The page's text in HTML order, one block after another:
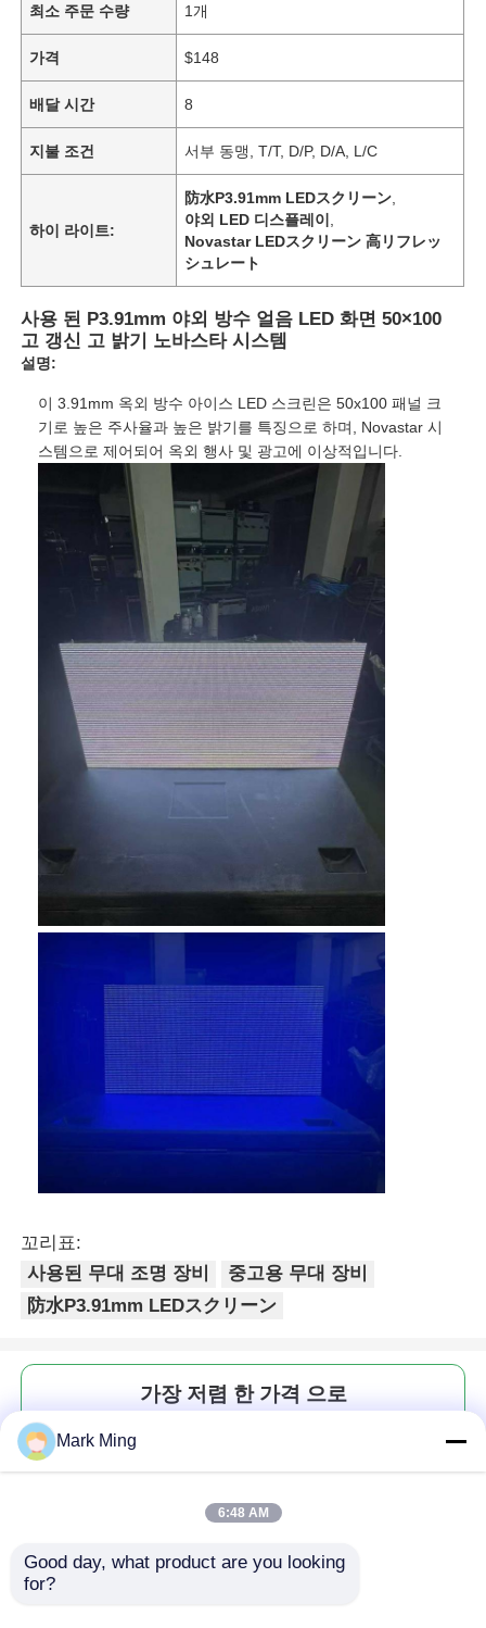
제품
최소 주문 수량 1개
가격 $148
배달 시간 8
지불 조건 서부 동맹, T/T, D/P, D/A, L/C
하이 라이트:
防水P3.91mm LEDスクリーン
야외 LED 디스플레이
Novastar LEDスクリーン 高リフレッ
シュレート
사용 된 P3.91mm 야외 방수 얼음 LED 화면 50×100
고 갱신 고 밝기 노바스타 시스템
설명:
이 3.91mm 옥외 방수 아이스 LED 스크린은 50x100 패널 크
기로 높은 주사율과 높은 밝기를 특징으로 하며, Novastar 시
스템으로 제어되어 옥외 행사 및 광고에 이상적입니다.
꼬리표:
사용된 무대 조명 장비
중고용 무대 장비
防水P3.91mm LEDスクリーン
가장 저렴 한 가격 으로
기 노바스타 시스템
Mark Ming
6:48 AM
Good day, what product are you looking
for?